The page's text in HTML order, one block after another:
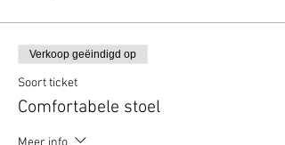
Verkoop geëindigd op
Soort ticket
Comfortabele stoel